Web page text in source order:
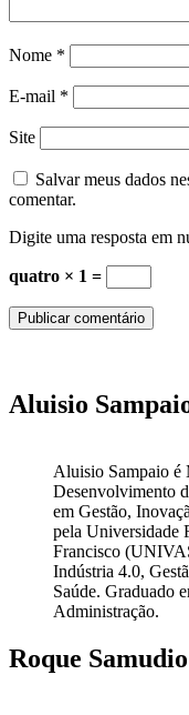
Nome *
E-mail *
Site
Salvar meus dados
comentar.
Digite uma resposta em
quatro × 1 =
Aluisio
Aluisio Sampaio é
Desenvolvimento
em Gestão,
pela Universidade
Francisco
Indústria 4.0,
Saúde. Graduado
Administração.
Roque Samudio